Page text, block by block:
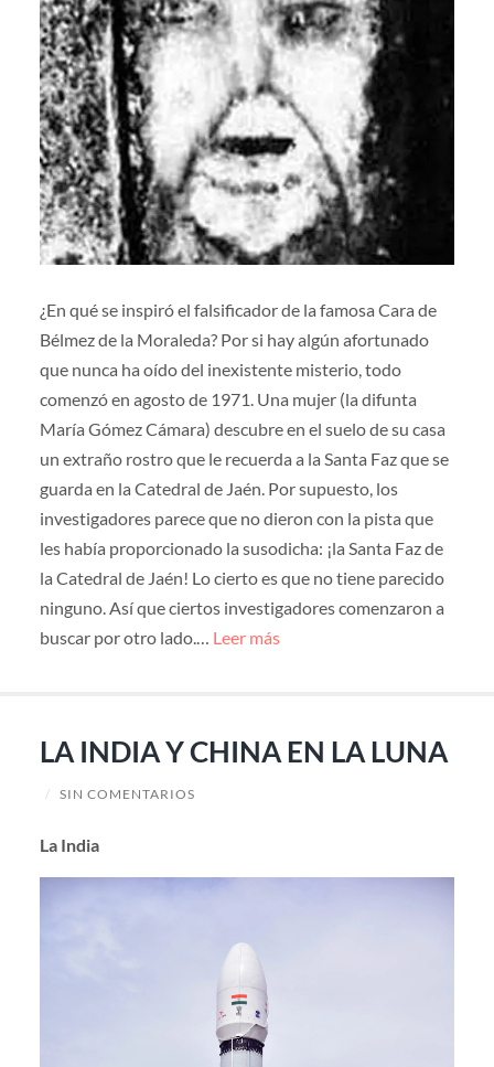
¿En qué se inspiró el falsificador de la famosa Cara de
Bélmez de la Moraleda? Por si hay algún afortunado
que nunca ha oído del inexistente misterio, todo
comenzó en agosto de 1971. Una mujer (la difunta
María Gómez Cámara) descubre en el suelo de su casa
un extraño rostro que le recuerda a la Santa Faz que se
guarda en la Catedral de Jaén. Por supuesto, los
investigadores parece que no dieron con la pista que
les había proporcionado la susodicha: ¡la Santa Faz de
la Catedral de Jaén! Lo cierto es que no tiene parecido
ninguno. Así que ciertos investigadores comenzaron a
buscar por otro lado.… Leer más
LA INDIA Y CHINA EN LA LUNA
/ SIN COMENTARIOS
La India